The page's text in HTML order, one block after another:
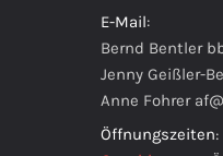
E-Mail:
Bernd Bentler
Jenny Geißler-
Anne Fohrer
Öffnungszeiten: